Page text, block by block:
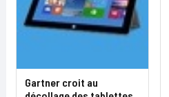
Gartner croit au